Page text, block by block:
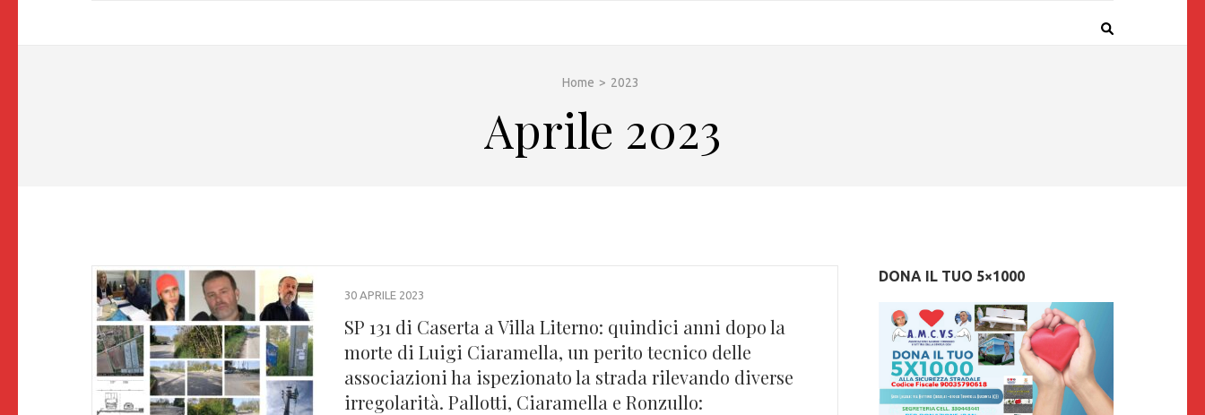
Home > 2023
Aprile 2023
30 APRILE 2023
SP 131 di Caserta a Villa Literno: quindici anni dopo la
morte di Luigi Ciaramella, un perito tecnico delle
associazioni ha ispezionato la strada rilevando diverse
irregolarità. Pallotti, Ciaramella e Ronzullo:
DONA IL TUO 5×1000